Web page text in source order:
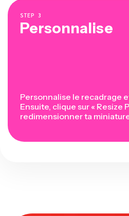
STEP 3
Personnalise
Personnalise le recadrage
Ensuite, clique sur « Resize
redimensionner ta